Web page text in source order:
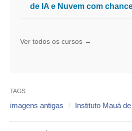
de IA e Nuvem com
Ver todos os cursos →
TAGS:
imagens antigas Instituto Mauá